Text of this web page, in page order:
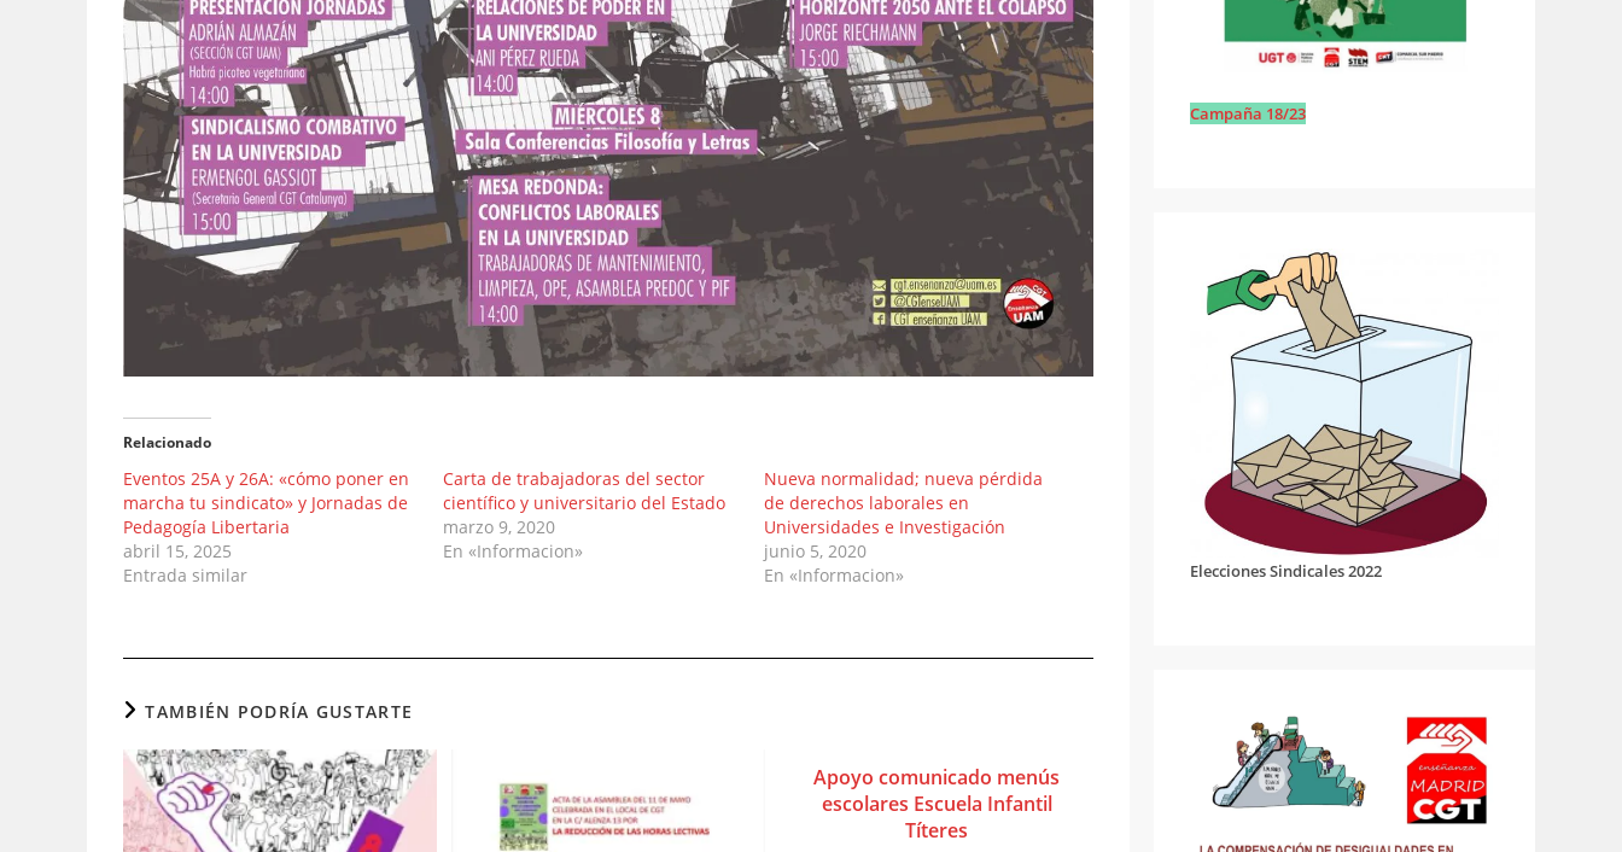
Relacionado
Eventos 25A y 26A: «cómo poner en
marcha tu sindicato» y Jornadas de
Pedagogía Libertaria
abril 15, 2025
Entrada similar
Carta de trabajadoras del sector
científico y universitario del Estado
marzo 9, 2020
En «Informacion»
Nueva normalidad; nueva pérdida
de derechos laborales en
Universidades e Investigación
junio 5, 2020
En «Informacion»
TAMBIÉN PODRÍA GUSTARTE
Apoyo comunicado menús
escolares Escuela Infantil
Títeres
Campaña 18/23
Elecciones Sindicales 2022